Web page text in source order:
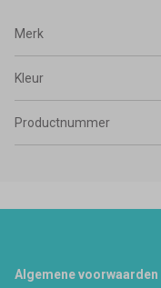
Merk
Kleur
Productnummer
Footer
Algemene voorwaarden